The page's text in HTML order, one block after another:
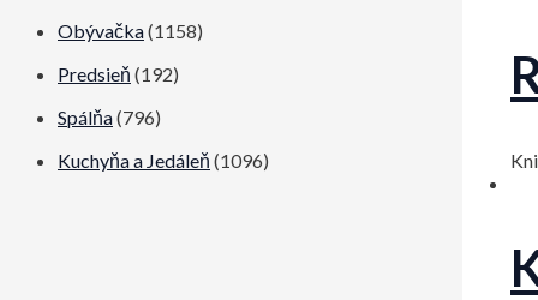
Obývačka(1158)
Predsieň (192)
Spálňa(796)
Kuchyňa a Jedáleň (1096)